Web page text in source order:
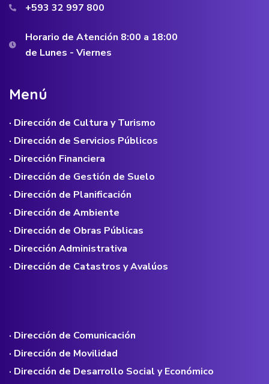
+593 32 997 800
Horario de Atención 8:00 a 18:00
de Lunes - Viernes
Menú
· Dirección de Cultura y Turismo
· Dirección de Servicios Públicos
· Dirección Financiera
· Dirección de Gestión de Suelo
· Dirección de Planificación
· Dirección de Ambiente
· Dirección de Obras Públicas
· Dirección Administrativa
· Dirección de Catastros y Avalúos
· Dirección de Comunicación
· Dirección de Movilidad
· Dirección de Desarrollo Social y Económico